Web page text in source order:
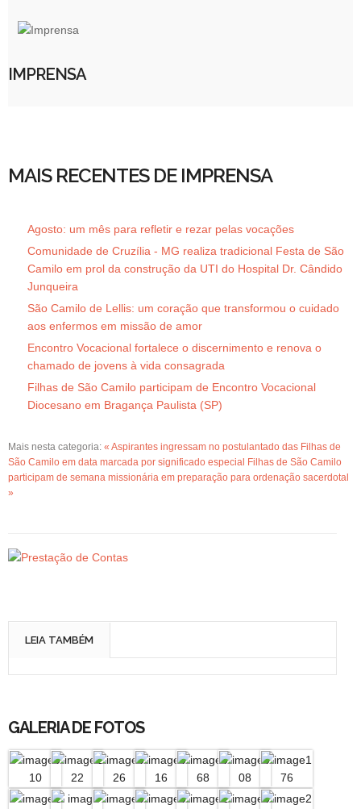
IMPRENSA
MAIS RECENTES DE IMPRENSA
Agosto: um mês para refletir e rezar pelas vocações
Comunidade de Cruzília - MG realiza tradicional Festa de São
Camilo em prol da construção da UTI do Hospital Dr. Cândido
Junqueira
São Camilo de Lellis: um coração que transformou o cuidado
aos enfermos em missão de amor
Encontro Vocacional fortalece o discernimento e renova o
chamado de jovens à vida consagrada
Filhas de São Camilo participam de Encontro Vocacional
Diocesano em Bragança Paulista (SP)
Mais nesta categoria: « Aspirantes ingressam no postulantado das Filhas de
São Camilo em data marcada por significado especial Filhas de São Camilo
participam de semana missionária em preparação para ordenação sacerdotal
»
LEIA TAMBÉM
GALERIA DE FOTOS